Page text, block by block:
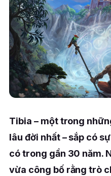
Tibia – một trong
lâu đời nhất – sắp có
có trong gần 30 năm.
vừa công bố rằng trò